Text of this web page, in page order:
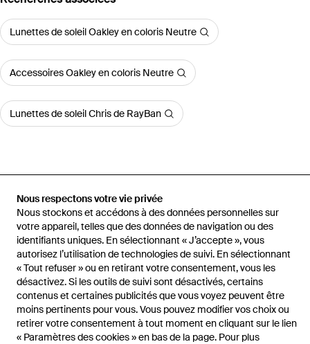
Nous respectons votre vie privée
Nous stockons et accédons à des données personnelles sur
votre appareil, telles que des données de navigation ou des
identifiants uniques. En sélectionnant « J’accepte », vous
autorisez l’utilisation de technologies de suivi. En sélectionnant
« Tout refuser » ou en retirant votre consentement, vous les
désactivez. Si les outils de suivi sont désactivés, certains
contenus et certaines publicités que vous voyez peuvent être
moins pertinents pour vous. Vous pouvez modifier vos choix ou
retirer votre consentement à tout moment en cliquant sur le lien
« Paramètres des cookies » en bas de la page. Pour plus
Lunettes de soleil Oakley en coloris Neutre
Accessoires Oakley en coloris Neutre
Lunettes de soleil Chris de RayBan
Accueil Lunettes de soleil homme
Lunettes De Soleil Sutro
Aide et infos